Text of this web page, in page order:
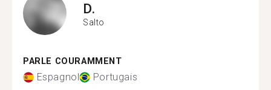
D.
Salto
PARLE COURAMMENT
Espagnol Portugais